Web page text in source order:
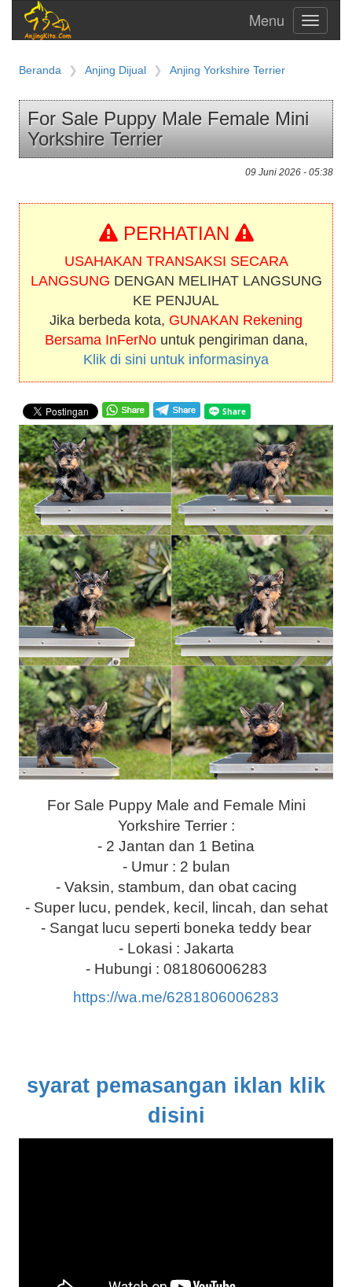
Toggle
Beranda Anjing Dijual Anjing Yorkshire Terrier
For Sale Puppy Male Female Mini
Yorkshire Terrier
09 Juni 2026 - 05:38
PERHATIAN
USAHAKAN TRANSAKSI SECARA
LANGSUNG DENGAN MELIHAT LANGSUNG
KE PENJUAL
Jika berbeda kota, GUNAKAN Rekening
Bersama InFerNountuk pengiriman dana,
Klik di sini untuk informasinya
For Sale Puppy Male and Female Mini
Yorkshire Terrier :
- 2 Jantan dan 1 Betina
- Umur : 2 bulan
- Vaksin, stambum, dan obat cacing
- Super lucu, pendek, kecil, lincah, dan sehat
- Sangat lucu seperti boneka teddy bear
- Lokasi : Jakarta
- Hubungi : 081806006283
https://wa.me/6281806006283
syarat pemasangan iklan klik
disini